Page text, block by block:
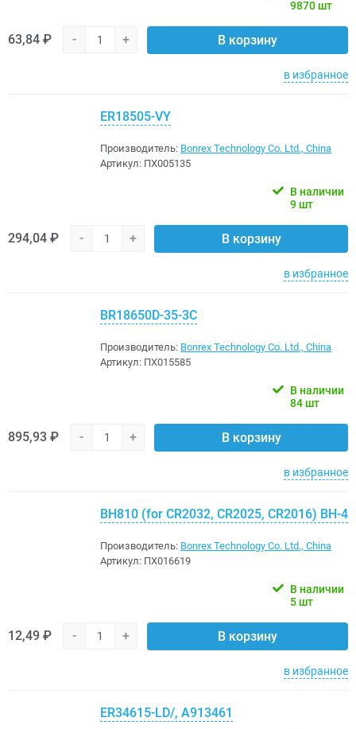
9870 шт
63,84 ₽ - + В корзину
в избранное
ER18505-VY
Производитель: Bonrex Technology Co. Ltd., China
Артикул: ПХ005135
В наличии
9 шт
294,04 ₽ - + В корзину
в избранное
BR18650D-35-3C
Производитель: Bonrex Technology Co. Ltd., China
Артикул: ПХ015585
В наличии
84 шт
895,93 ₽ - + В корзину
в избранное
BH810 (for CR2032, CR2025, CR2016) BH-4
Производитель: Bonrex Technology Co. Ltd., China
Артикул: ПХ016619
В наличии
5 шт
12,49 ₽ - + В корзину
в избранное
ER34615-LD/, A913461